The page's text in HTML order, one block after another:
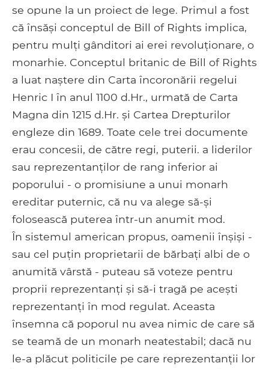
se opune la un proiect de lege. Primul a fost
că însăși conceptul de Bill of Rights implica,
pentru mulți gânditori ai erei revoluționare, o
monarhie. Conceptul britanic de Bill of Rights
a luat naștere din Carta încoronării regelui
Henric I în anul 1100 d.Hr., urmată de Carta
Magna din 1215 d.Hr. și Cartea Drepturilor
engleze din 1689. Toate cele trei documente
erau concesii, de către regi, puterii. a liderilor
sau reprezentanților de rang inferior ai
poporului - o promisiune a unui monarh
ereditar puternic, că nu va alege să-și
folosească puterea într-un anumit mod.
În sistemul american propus, oamenii înșiși -
sau cel puțin proprietarii de bărbați albi de o
anumită vârstă - puteau să voteze pentru
proprii reprezentanți și să-i tragă pe acești
reprezentanți în mod regulat. Aceasta
însemna că poporul nu avea nimic de care să
se teamă de un monarh neatestabil; dacă nu
le-a plăcut politicile pe care reprezentanții lor